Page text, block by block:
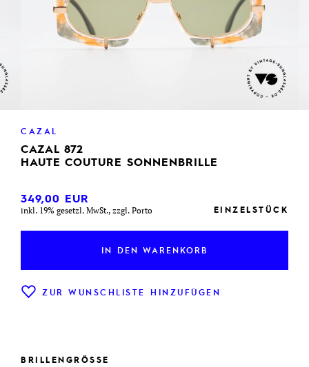
CAZAL
CAZAL 872
HAUTE COUTURE SONNENBRILLE
349,00 EUR
inkl. 19% gesetzl. MwSt., zzgl. Porto EINZELSTÜCK
IN DEN WARENKORB
ZUR WUNSCHLISTE HINZUFÜGEN
BRILLENGRÖSSE